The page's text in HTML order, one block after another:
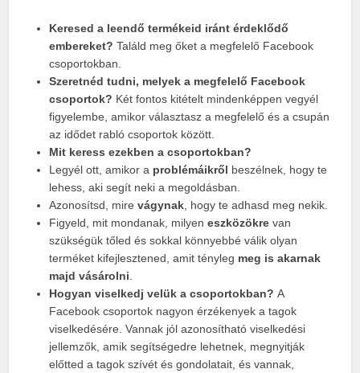
Keresed a leendő termékeid iránt érdeklődő
embereket? Találd meg őket a megfelelő Facebook
csoportokban.
Szeretnéd tudni, melyek a megfelelő Facebook
csoportok? Két fontos kitételt mindenképpen vegyél
figyelembe, amikor választasz a megfelelő és a csupán
az idődet rabló csoportok között.
Mit keress ezekben a csoportokban?
Legyél ott, amikor a problémáikről beszélnek, hogy te
lehess, aki segít neki a megoldásban.
Azonosítsd, mirevágynak , hogy te adhasd meg nekik.
Figyeld, mit mondanak, milyeneszközökre van
szükségük tőled és sokkal könnyebbé válik olyan
terméket kifejlesztened, amit tényleg meg is akarnak
majd vásárolni
Hogyan viselkedj velük a csoportokban? A
Facebook csoportok nagyon érzékenyek a tagok
viselkedésére. Vannak jól azonosítható viselkedési
jellemzők, amik segítségedre lehetnek, megnyitják
előtted a tagok szívét és gondolatait, és vannak,